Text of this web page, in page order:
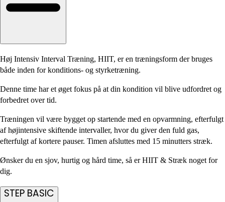
Høj Intensiv Interval Træning, HIIT, er en træningsform der bruges
både inden for konditions- og styrketræning.
Denne time har et øget fokus på at din kondition vil blive udfordret og
forbedret over tid.
Træningen vil være bygget op startende med en opvarmning, efterfulgt
af højintensive skiftende intervaller, hvor du giver den fuld gas,
efterfulgt af kortere pauser. Timen afsluttes med 15 minutters stræk.
Ønsker du en sjov, hurtig og hård time, så er HIIT & Stræk noget for
dig.
STEP BASIC